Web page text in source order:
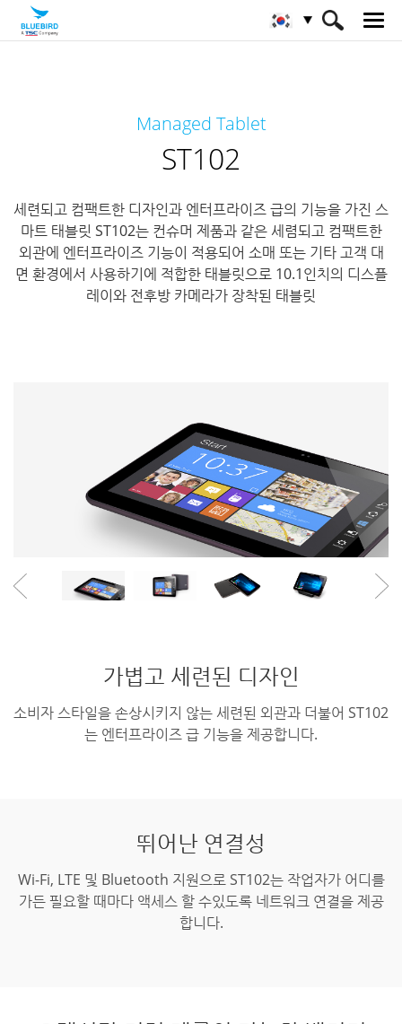
Managed Tablet
ST102
세련되고 컴팩트한 디자인과 엔터프라이즈 급의 기능을 가진 스
마트 태블릿 ST102는 컨슈머 제품과 같은 세렴되고 컴팩트한
외관에 엔터프라이즈 기능이 적용되어 소매 또는 기타 고객 대
면 환경에서 사용하기에 적합한 태블릿으로 10.1인치의 디스플
레이와 전후방 카메라가 장착된 태블릿
가볍고 세련된 디자인
소비자 스타일을 손상시키지 않는 세련된 외관과 더불어 ST102
는 엔터프라이즈 급 기능을 제공합니다.
뛰어난 연결성
Wi-Fi, LTE 및 Bluetooth 지원으로 ST102는 작업자가 어디를
가든 필요할 때마다 액세스 할 수있도록 네트워크 연결을 제공
합니다.